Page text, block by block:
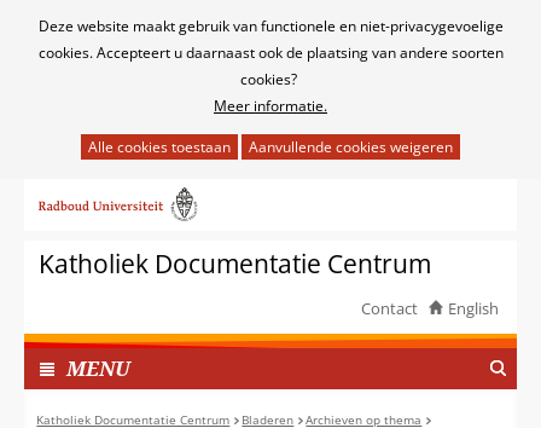
Cookies
Deze website maakt gebruik van functionele en niet-privacygevoelige
cookies. Accepteert u daarnaast ook de plaatsing van andere soorten
cookies?
Meer informatie.
het
van
cookies
deze
website
worden
toegestaan
naar
inhoudKatholiek Documentatie Centrum
Contact English
MENUI
N
G
Katholiek Documentatie Centrum Bladeren
Archieven op thema